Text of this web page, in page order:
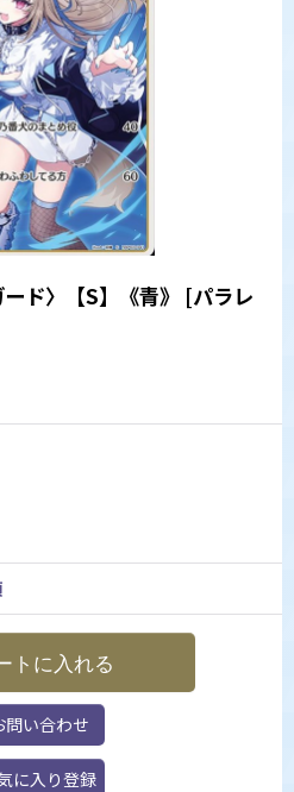
ド〉【S】《青》 [パラレ
トに入れる
問い合わせ
に入り登録